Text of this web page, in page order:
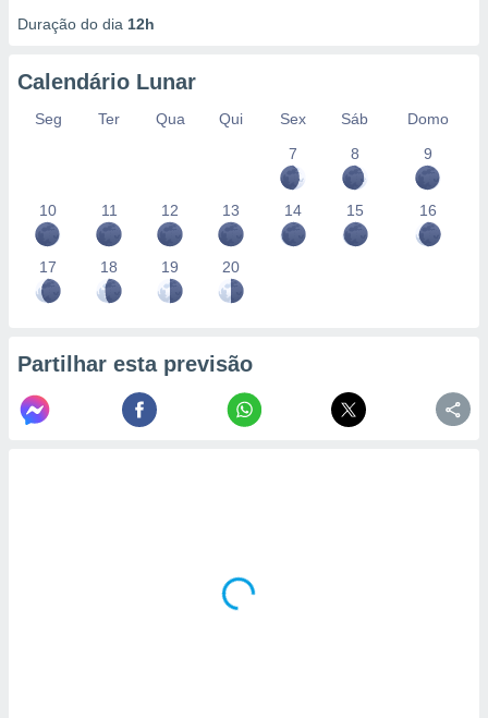
Duração do dia 12h
Calendário Lunar
Seg Ter Qua Qui Sex Sáb
Domo
7
8 9
10 11 12 13 14 15 16
17 18 19 20
Partilhar esta previsão